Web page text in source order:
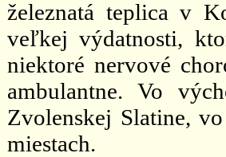
železnatá teplica v
veľkej výdatnosti,
niektoré nervové
ambulantne. Vo
Zvolenskej Slatine,
miestach.